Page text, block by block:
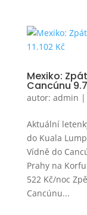
Mexiko:
Cancúnu
autor: admin |
Aktuální
do Kuala
Vídně do
Prahy na
522 Kč/noc
Cancúnu...